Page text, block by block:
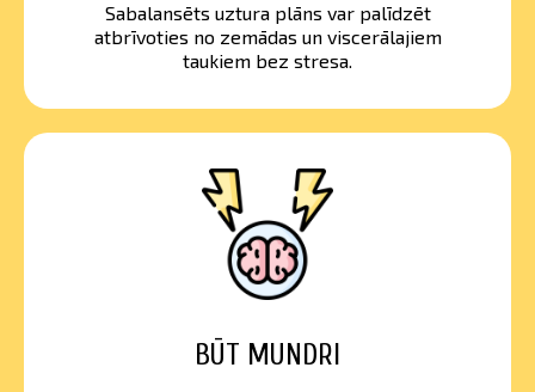
Sabalansēts uztura plāns var palīdzēt
atbrīvoties no zemādas un viscerālajiem
taukiem bez stresa.
BŪT MUNDRI